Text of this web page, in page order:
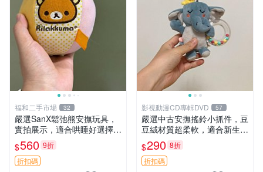
福和二手市場 32
嚴選SanX鬆弛熊安撫玩具，
實拍展示，適合哄睡好選擇
電腦玩具 安撫用品
$560 9折
折扣碼
影視動漫CD專輯DVD 57
嚴選中古安撫搖鈴小抓件，豆
豆絨材質超柔軟，適合新生寶
寶緩解焦慮 (安撫玩具 寶寶用
品 抱枕)
$290 8折
折扣碼